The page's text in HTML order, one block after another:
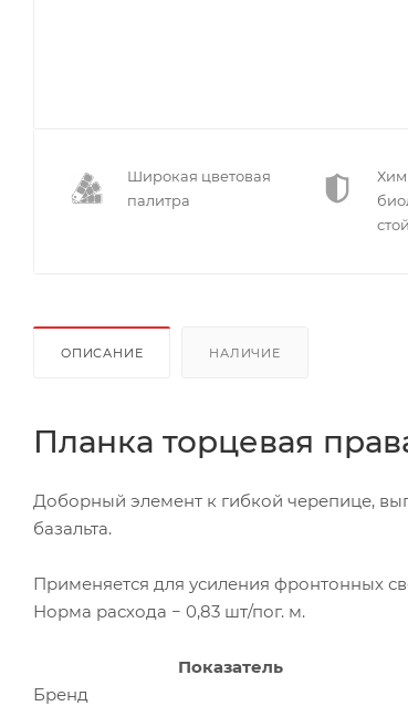
Широкая цветовая
палитра
ОПИСАНИЕ НАЛИЧИЕ
Планка торцевая
Доборный элемент к гибкой черепице,
базальта.
Применяется для усиления фронтонных
Норма расхода − 0,83 шт/пог. м.
Показатель
Бренд